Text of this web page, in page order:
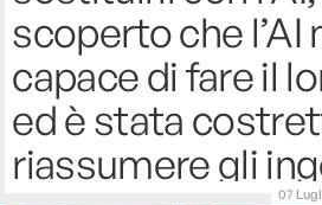
scoperto che l’AI
capace di fare il
ed è stata
riassumere gli
07